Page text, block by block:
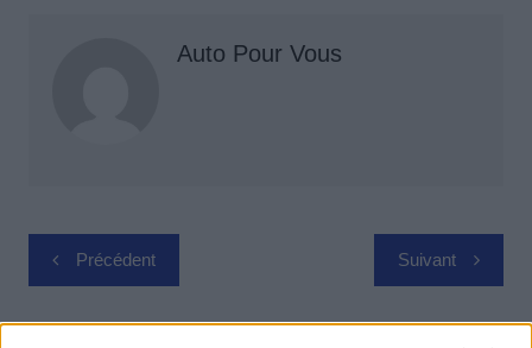
Auto Pour Vous
Navigation
de
l’article
Précédent Suivant